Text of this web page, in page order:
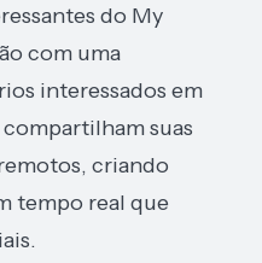
do My
com uma
interessados em
suas
criando
tempo real que